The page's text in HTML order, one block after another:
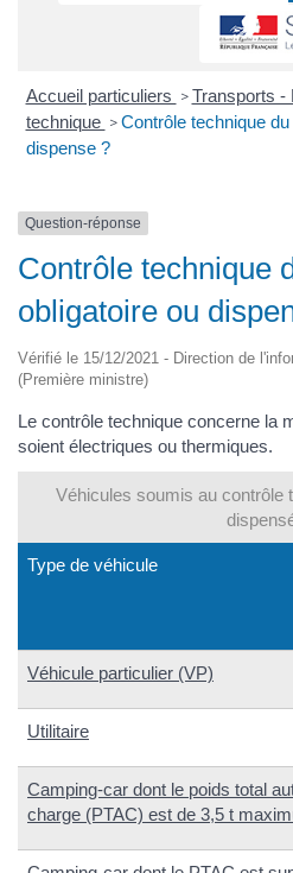
Accueil particuliers > Transports -
technique > Contrôle technique
dispense ?
Question-réponse
Contrôle technique
obligatoire ou
Vérifié le 15/12/2021 - Direction de
(Première ministre)
Le contrôle technique concerne la
soient électriques ou thermiques.
Véhicules soumis au contrôle
Type de véhicule
Véhicule particulier (VP)
Utilitaire
Camping-car dont le poids total
charge (PTAC) est de 3,5 t